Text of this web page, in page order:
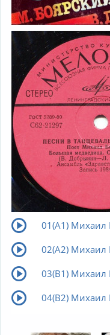
01(А1) Михаил
02(А2) Михаил
03(В1) Михаил
04(В2) Михаил